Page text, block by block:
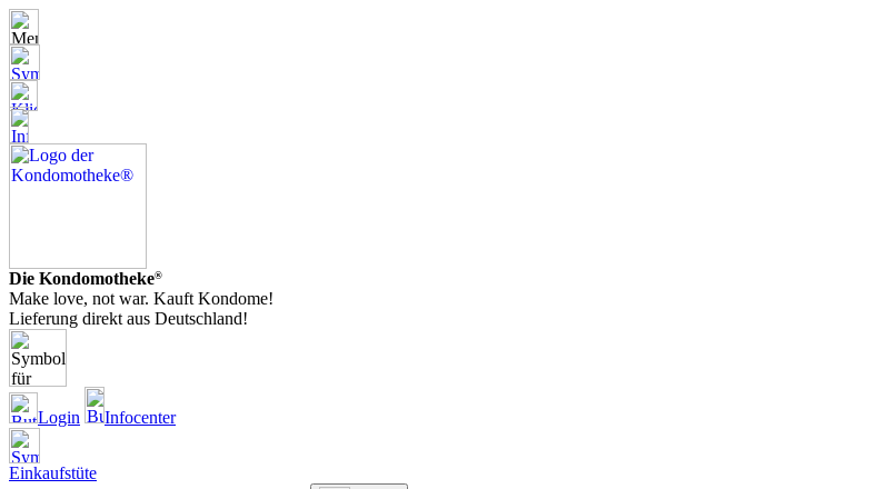
Die Kondomotheke®
Make love, not war. Kauft Kondome!
Lieferung direkt aus Deutschland!
Login Infocenter
Einkaufstüte